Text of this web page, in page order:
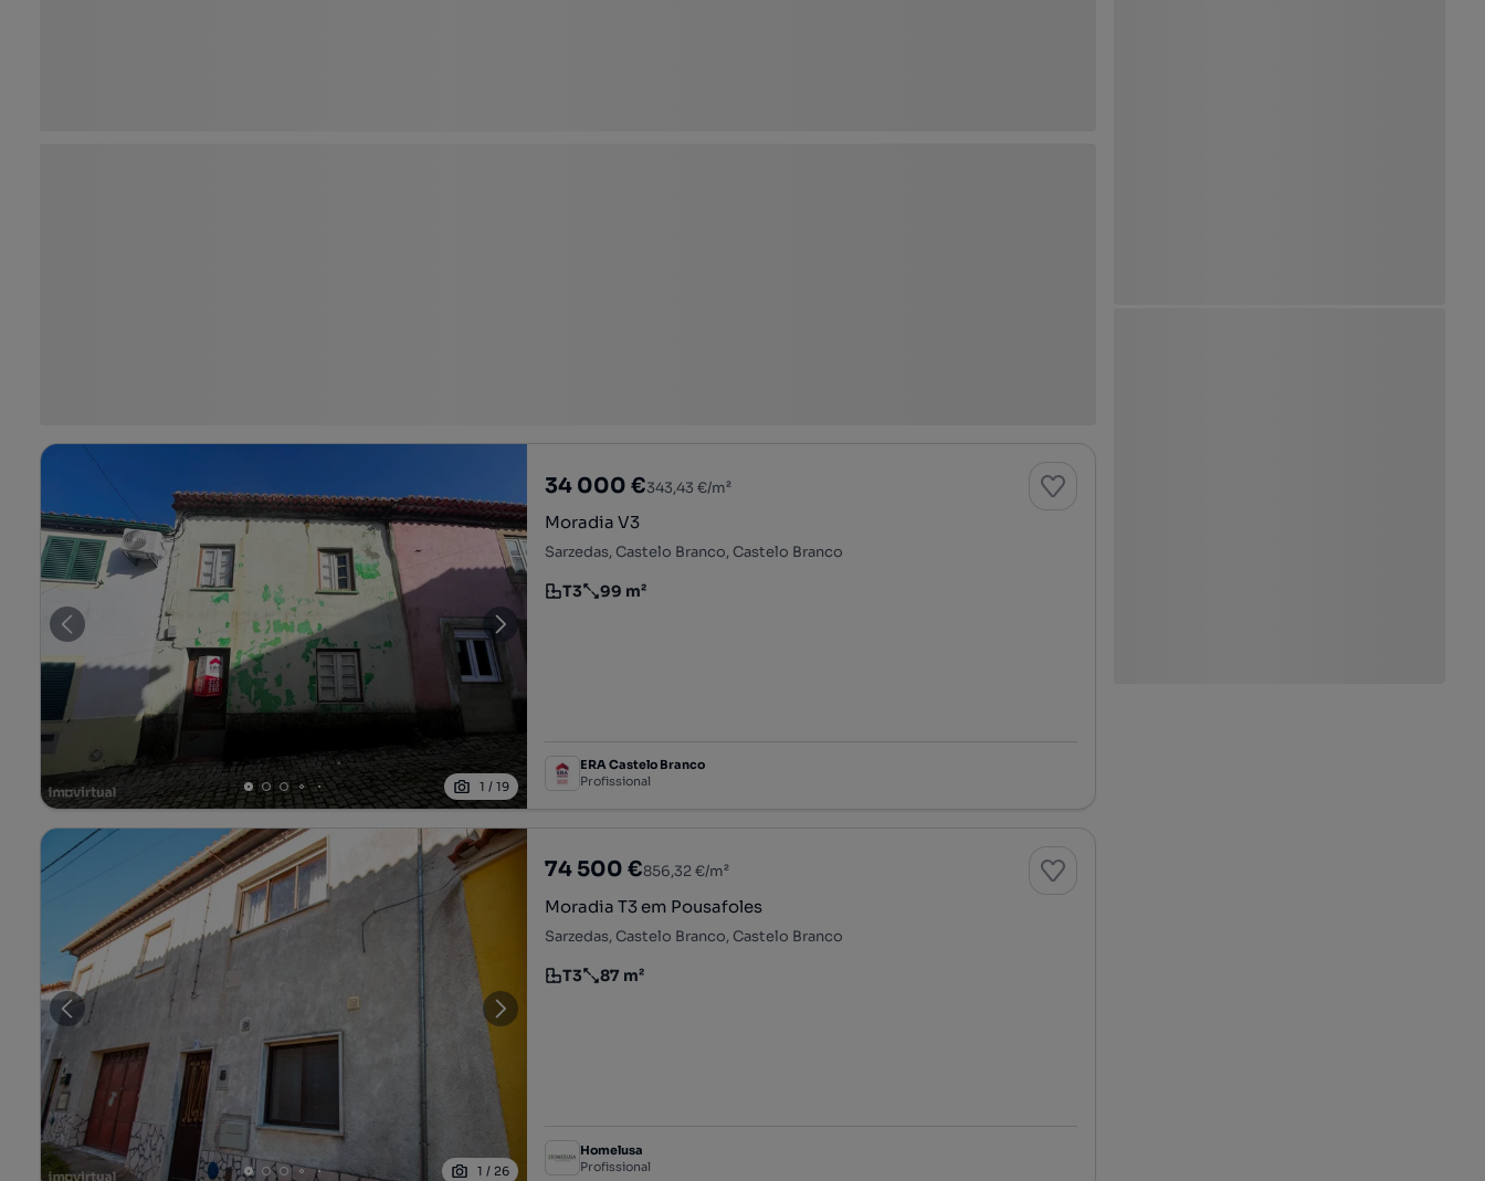
1 /19
34 000 €343,43 €/m²
Moradia V3
Sarzedas, Castelo Branco, Castelo Branco
Tipologia
T3
Preço por metro quadrado
99 m²
ERA Castelo Branco
Profissional
1 / 26
74 500 €856,32 €/m²
Moradia T3 em Pousafoles
Sarzedas, Castelo Branco, Castelo Branco
Tipologia
T3
Preço por metro quadrado
87 m²
Homelusa
Profissional